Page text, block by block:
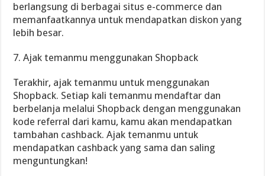
berlangsung di berbagai situs e-commerce dan
memanfaatkannya untuk mendapatkan diskon yang
lebih besar.
7. Ajak temanmu menggunakan Shopback
Terakhir, ajak temanmu untuk menggunakan
Shopback. Setiap kali temanmu mendaftar dan
berbelanja melalui Shopback dengan menggunakan
kode referral dari kamu, kamu akan mendapatkan
tambahan cashback. Ajak temanmu untuk
mendapatkan cashback yang sama dan saling
menguntungkan!